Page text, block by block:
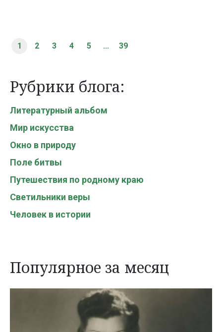
1 2 3 4 5 ... 39
Рубрики блога:
Литературный альбом
Мир искусства
Окно в природу
Поле битвы
Путешествия по родному краю
Светильники веры
Человек в истории
Популярное за месяц